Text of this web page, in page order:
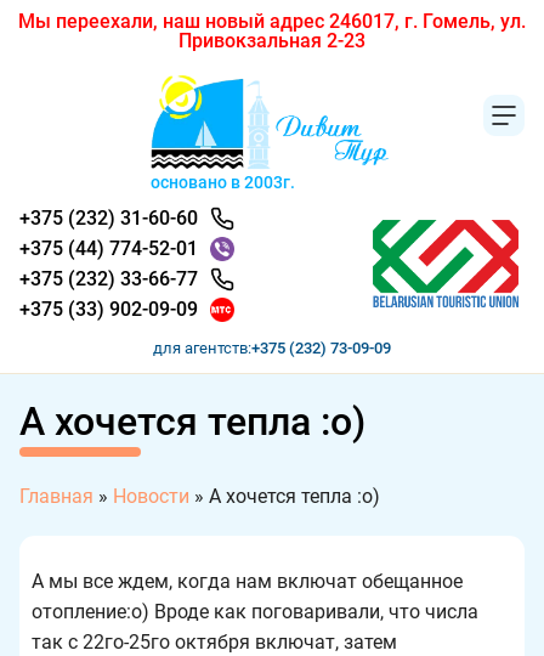
Мы переехали, наш новый адрес 246017, г. Гомель, ул.
Привокзальная 2-23
основано в 2003г.
+375 (232) 31-60-60
+375 (44) 774-52-01
+375 (232) 33-66-77
+375 (33) 902-09-09
для агентств:+375 (232) 73-09-09
А хочется тепла :о)
Главная » Новости » А хочется тепла :о)
А мы все ждем, когда нам включат обещанное
отопление:о) Вроде как поговаривали, что числа
так с 22го-25го октября включат, затем